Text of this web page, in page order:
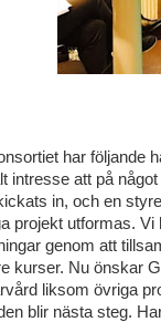
har följande
intresse att på
in, och en
projekt utformas.
genom att
kurser. Nu önskar
liksom övriga
blir nästa steg.